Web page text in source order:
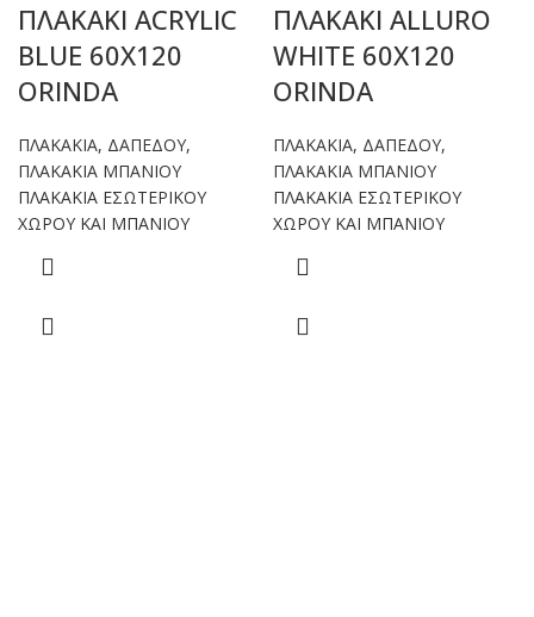
ΠΛΑΚΑΚΙ ACRYLIC
BLUE 60X120
ORINDA
ΠΛΑΚΑΚΙΑ, ΔΑΠΕΔΟΥ,
ΠΛΑΚΑΚΙΑ ΜΠΑΝΙΟΥ
ΠΛΑΚΑΚΙΑ ΕΣΩΤΕΡΙΚΟΥ
ΧΩΡΟΥ ΚΑΙ ΜΠΑΝΙΟΥ
ΠΛΑΚΑΚΙ ALLURO
WHITE 60X120
ORINDA
ΠΛΑΚΑΚΙΑ, ΔΑΠΕΔΟΥ,
ΠΛΑΚΑΚΙΑ ΜΠΑΝΙΟΥ
ΠΛΑΚΑΚΙΑ ΕΣΩΤΕΡΙΚΟΥ
ΧΩΡΟΥ ΚΑΙ ΜΠΑΝΙΟΥ